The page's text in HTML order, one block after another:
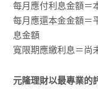
每月應付利息金額＝
每月應還本金金額＝
息金額
寬限期應繳利息＝尚
元隆理財以最專業的